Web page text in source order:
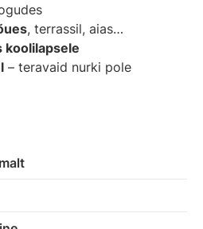
, terrassil, aias…
koolilapsele
– teravaid nurki pole